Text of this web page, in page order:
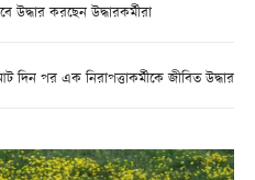
করছেন উদ্ধারকর্মীরা
পর এক নিরাপত্তাকর্মীকে জীবিত উদ্ধার